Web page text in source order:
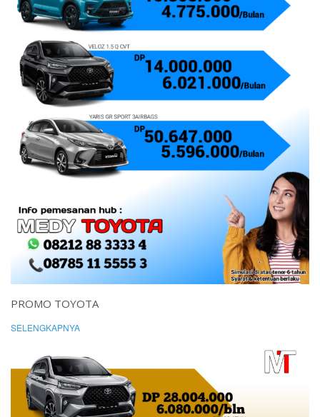
PROMO TOYOTA
SELENGKAPNYA